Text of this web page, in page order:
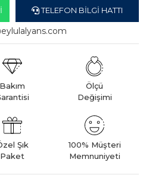
TELEFON BILGI HATTI
Bakım
Ölçü
Değişimi
Şık
Paket
100% Müşteri
Memnuniyeti